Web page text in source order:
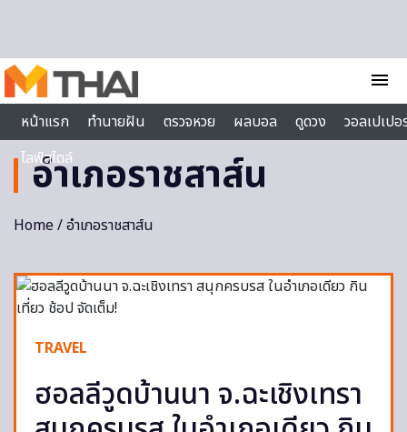
menu
หน้าแรก
ทำนายฝัน ตรวจหวย ผลบอล ดูดวง
วอลเปเป
ไลฟ์สไตล์
อำเภอราชสาส์น
Home/ อำเภอราชสาส์น
TRAVEL
ฮอลลีวูดบ้านนา จ.ฉะเชิงเทรา